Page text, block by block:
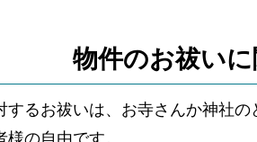
物件のお祓い
するお祓いは、お寺さんか神社
の自由です。